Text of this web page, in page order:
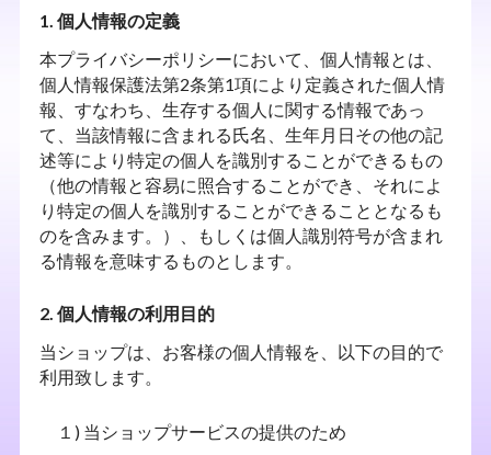
1. 個人情報の定義
本プライバシーポリシーにおいて、個人情報とは、
個人情報保護法第2条第1項により定義された個人情
報、すなわち、生存する個人に関する情報であっ
て、当該情報に含まれる氏名、生年月日その他の記
述等により特定の個人を識別することができるもの
（他の情報と容易に照合することができ、それによ
り特定の個人を識別することができることとなるも
のを含みます。）、もしくは個人識別符号が含まれ
る情報を意味するものとします。
2. 個人情報の利用目的
当ショップは、お客様の個人情報を、以下の目的で
利用致します。
１) 当ショップサービスの提供のため